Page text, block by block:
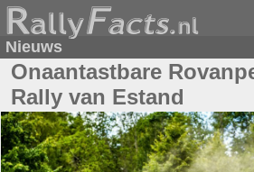
Nieuws
Onaantastbare
Rally van Estand